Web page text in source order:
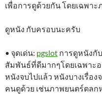
เพื่อการดูด้วยกัน โดยเฉพา
ดูหนัง กับครอบนะครับ
• จุดเด่น: pgslot การดูหนังกั
สัมพันธ์ที่ดีมากๆโดยเฉพาะ
หนังจบไปแล้ว หนังบางเรื่อง
คนดูด้วย เช่นภาพยนตร์ตล